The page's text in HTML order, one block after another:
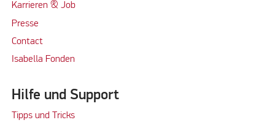
Karrieren & Job
Presse
Contact
Isabella Fonden
Hilfe und Support
Tipps und Tricks